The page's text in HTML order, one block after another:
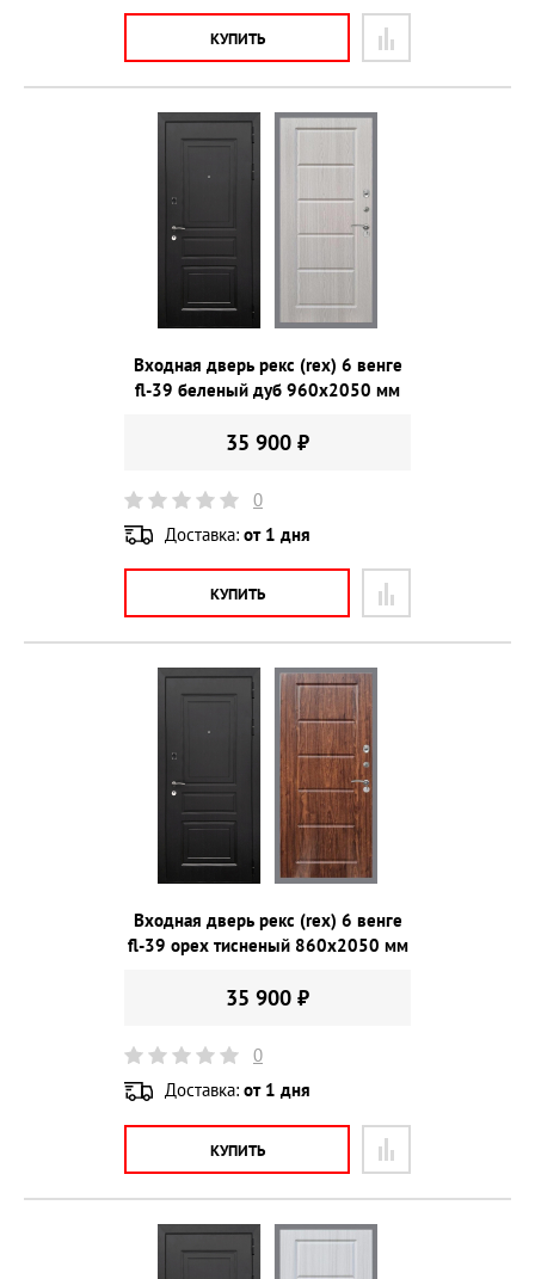
КУПИТЬ
Входная дверь рекс (rex) 6 венге
fl-39 беленый дуб 960х2050 мм
35 900 ₽
0
Доставка: от 1 дня
КУПИТЬ
Входная дверь рекс (rex) 6 венге
fl-39 орех тисненый 860х2050 мм
35 900 ₽
0
Доставка: от 1 дня
КУПИТЬ